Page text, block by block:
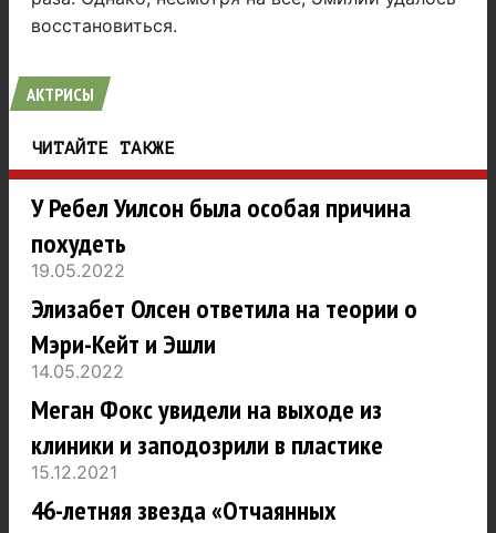
восстановиться.
АКТРИСЫ
ЧИТАЙТЕ ТАКЖЕ
У Ребел Уилсон была особая причина
похудеть
19.05.2022
Элизабет Олсен ответила на теории о
Мэри-Кейт и Эшли
14.05.2022
Меган Фокс увидели на выходе из
клиники и заподозрили в пластике
15.12.2021
46-летняя звезда «Отчаянных